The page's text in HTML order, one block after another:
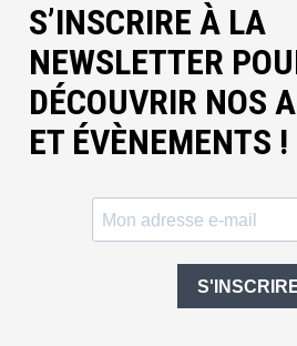
S’INSCRIRE À LA
NEWSLETTER
DÉCOUVRIR NOS
ET ÉVÈNEMENTS !